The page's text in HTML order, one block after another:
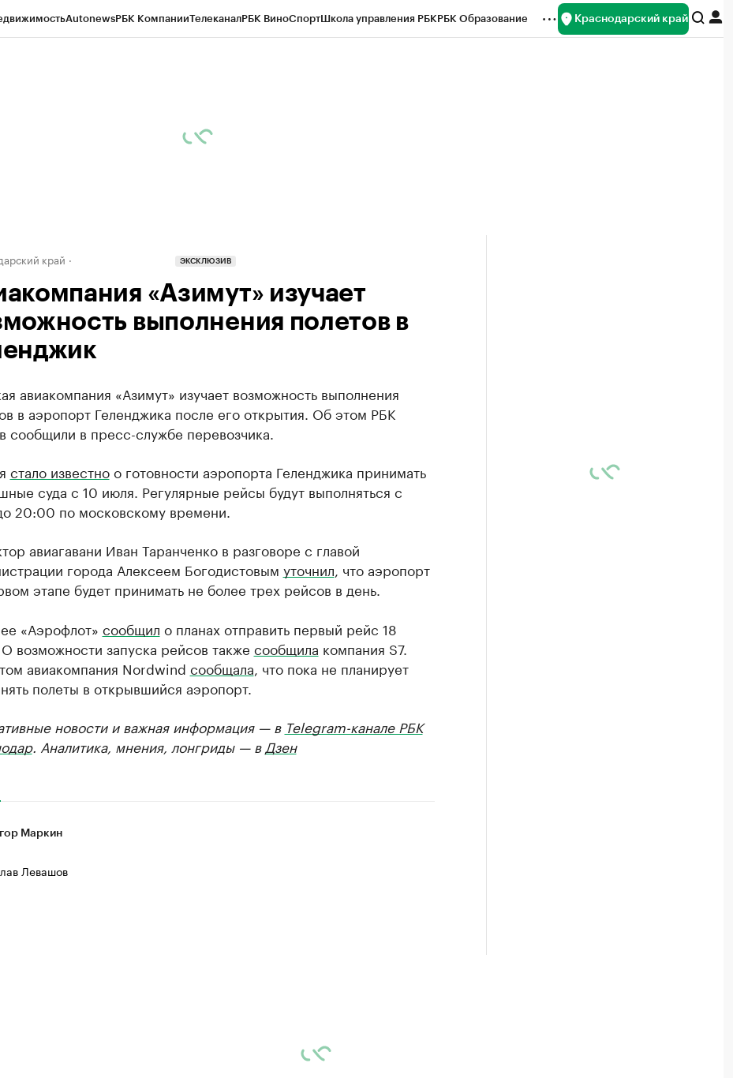
AutonewsРБК КомпанииТелеканалРБК ВиноСпортШкола управления РБКРБК Образование Краснодарский край
край ЭКСКЛЮЗИВ
«Азимут» изучает
выполнения полетов в
авиакомпания «Азимут» изучает возможность выполнения
в аэропорт Геленджика после его открытия. Об этом РБК
сообщили в пресс-службе перевозчика.
стало известноо готовности аэропорта Геленджика принимать
суда с 10 июля. Регулярные рейсы будут выполняться с
20:00 по московскому времени.
авиагавани Иван Таранченко в разговоре с главой
города Алексеем Богодистовым уточнил , что аэропорт
этапе будет принимать не более трех рейсов в день.
«Аэрофлот» сообщил о планах отправить первый рейс 18
возможности запуска рейсов также сообщила компания S7.
авиакомпания Nordwind сообщала , что пока не планирует
полеты в открывшийся аэропорт.
новости и важная информация — в Telegram-канале РБК
. Аналитика, мнения, лонгриды — в Дзен
Маркин
Левашов